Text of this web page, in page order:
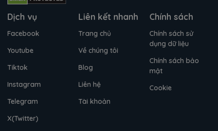
Dịch vụ
Facebook
Youtube
Tiktok
Instagram
Telegram
X(Twitter)
Liên kết nhanh
Trang chủ
Về chúng tôi
Blog
Liên hệ
Tài khoản
Chính sách
Chính sách sử
dụng dữ liệu
Chính sách bảo
mật
Cookie